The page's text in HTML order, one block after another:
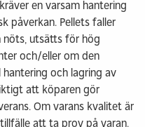
en varsam hantering
påverkan. Pellets faller
nöts, utsätts för hög
och/eller om den
och lagring av
att köparen gör
Om varans kvalitet är
att ta prov på varan.